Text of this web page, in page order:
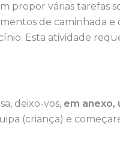
propor várias tarefas
de caminhada e
Esta atividade
deixo-vos, em anexo,
(criança) e